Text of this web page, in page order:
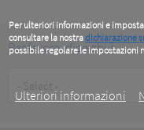
Per ulteriori informazioni e
consultare la nostradichiarazione
possibile regolare le impostazioni
Ulteriori informazioni
Per favore, dice chi è
Type